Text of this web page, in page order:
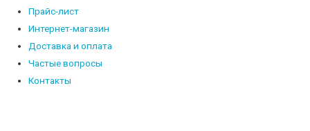
Прайс-лист
Интернет-магазин
Доставка и оплата
Частые вопросы
Контакты